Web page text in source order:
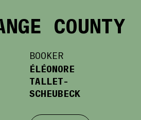
COUNTY
BOOKER
ÉLÉONORE
TALLET-
SCHEUBECK